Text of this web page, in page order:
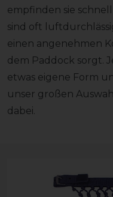
empfinden sie
sind oft
einen angenehmen
dem Paddock sorgt.
etwas eigene Form
unser großen
dabei.